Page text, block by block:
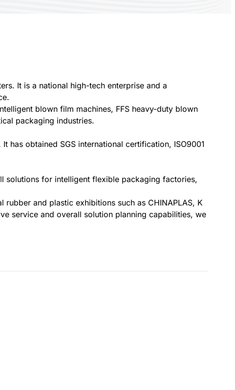
It is a national high-tech enterprise and a
blown film machines, FFS heavy-duty blown
packaging industries.
has obtained SGS international certification, ISO9001
solutions for intelligent flexible packaging factories,
and plastic exhibitions such as CHINAPLAS, K
service and overall solution planning capabilities, we